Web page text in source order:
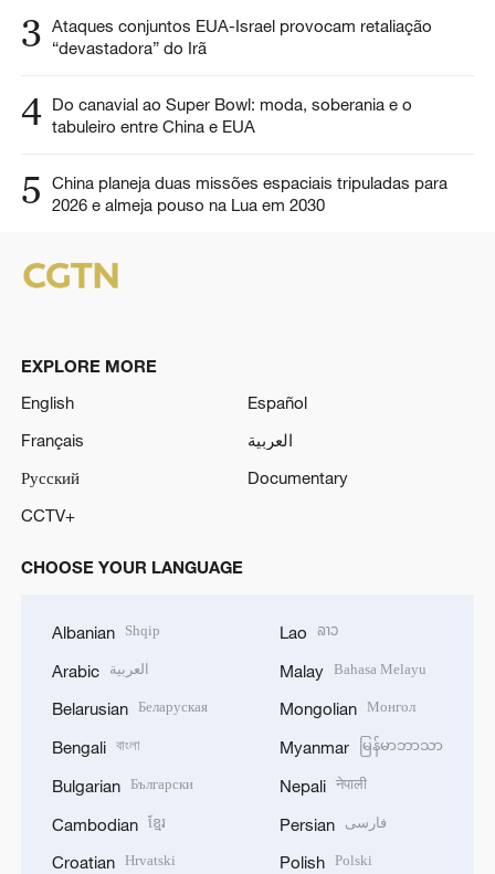
3 Ataques conjuntos EUA-Israel provocam retaliação
“devastadora” do Irã
4 Do canavial ao Super Bowl: moda, soberania e o
tabuleiro entre China e EUA
5
China planeja duas missões espaciais tripuladas para
2026 e almeja pouso na Lua em 2030
EXPLORE MORE
English
Español
Français
العربية
Русский
Documentary
CCTV+
CHOOSE YOUR LANGUAGE
Albanian Shqip
Arabic العربية
Belarusian Беларуская
Bengali বাংলা
Bulgarian Български
Cambodian ខ្មែរ
Croatian Hrvatski
Lao ລາວ
Malay Bahasa Melayu
Mongolian Монгол
Myanmar မြန်မာဘာသာ
Nepali नेपाली
Persian فارسی
Polish Polski